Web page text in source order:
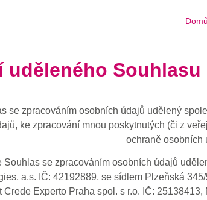
Domů
uděleného
se zpracováním osobních údajů udělený
ke zpracování mnou poskytnutých (či z
ochraně osobních
Souhlas se zpracováním osobních údajů
a.s. IČ: 42192889, se sídlem Plzeňská
Experto Praha spol. s r.o. IČ: